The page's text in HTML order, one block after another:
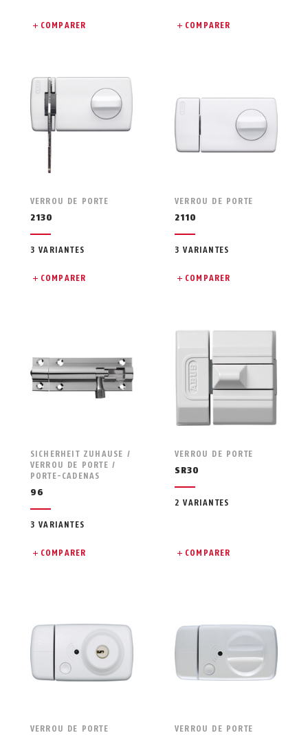
COMPARER COMPARER
VERROU DE PORTE
2130
3 VARIANTES
COMPARER
VERROU DE PORTE
2110
3 VARIANTES
COMPARER
SICHERHEIT ZUHAUSE /
VERROU DE PORTE /
PORTE-CADENAS
96
3 VARIANTES
COMPARER
VERROU DE PORTE
SR30
2 VARIANTES
COMPARER
VERROU DE PORTE VERROU DE PORTE